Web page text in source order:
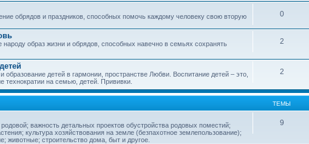
обрядов и праздников, способных помочь каждому человеку свою вторую
0
образ жизни и обрядов, способных навечно в семьях сохранять
2
детей в гармонии, пространстве Любви. Воспитание детей – это,
технократии на семью, детей. Прививки.
2
ТЕМЫ
важность детальных проектов обустройства родовых поместий;
культура хозяйствования на земле (безпахотное землепользование);
животные; строительство дома, быт и другое.
9